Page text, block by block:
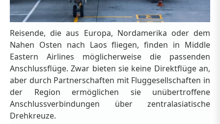
Reisende, die aus Europa, Nordamerika oder dem
Nahen Osten nach Laos fliegen, finden in Middle
Eastern Airlines möglicherweise die passenden
Anschlussflüge. Zwar bieten sie keine Direktflüge an,
aber durch Partnerschaften mit Fluggesellschaften in
der Region ermöglichen sie unübertroffene
Anschlussverbindungen über zentralasiatische
Drehkreuze.